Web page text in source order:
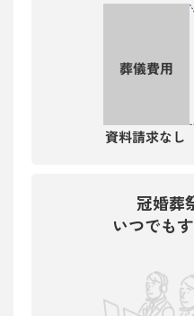
冠婚葬
いつでも